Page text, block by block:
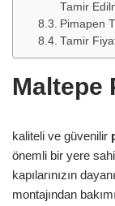
Tamir
Pimapen
Tamir
Maltepe
kaliteli ve güvenilir
önemli bir yere
kapılarınızın
montajından